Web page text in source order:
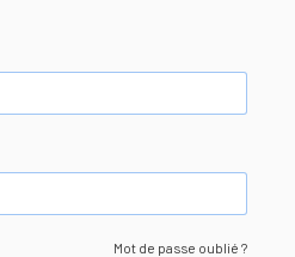
Mot de passe oublié ?